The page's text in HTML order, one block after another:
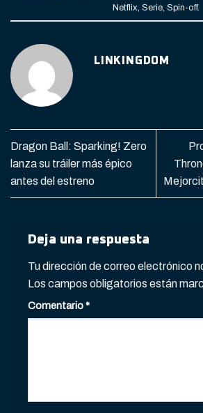
Netflix, Serie, Spin-off.
LINKINGDOM
Dragon Ball: Sparking! Zero
lanza su tráiler más épico
antes del estreno
Deja una respuesta
Tu dirección de correo electrónico
Los campos obligatorios están
Comentario*